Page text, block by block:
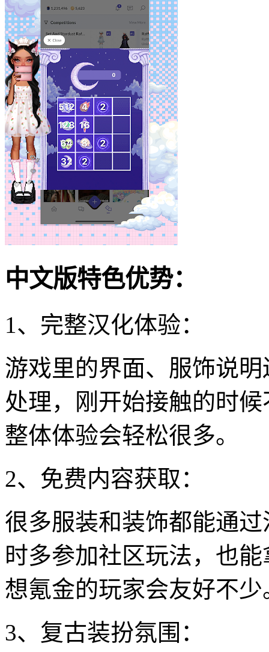
中文版特色优势：
1、完整汉化体验：
游戏里的界面、服饰说
处理，刚开始接触的时
整体体验会轻松很多。
2、免费内容获取：
很多服装和装饰都能通
时多参加社区玩法，也
想氪金的玩家会友好不少
3、复古装扮氛围：